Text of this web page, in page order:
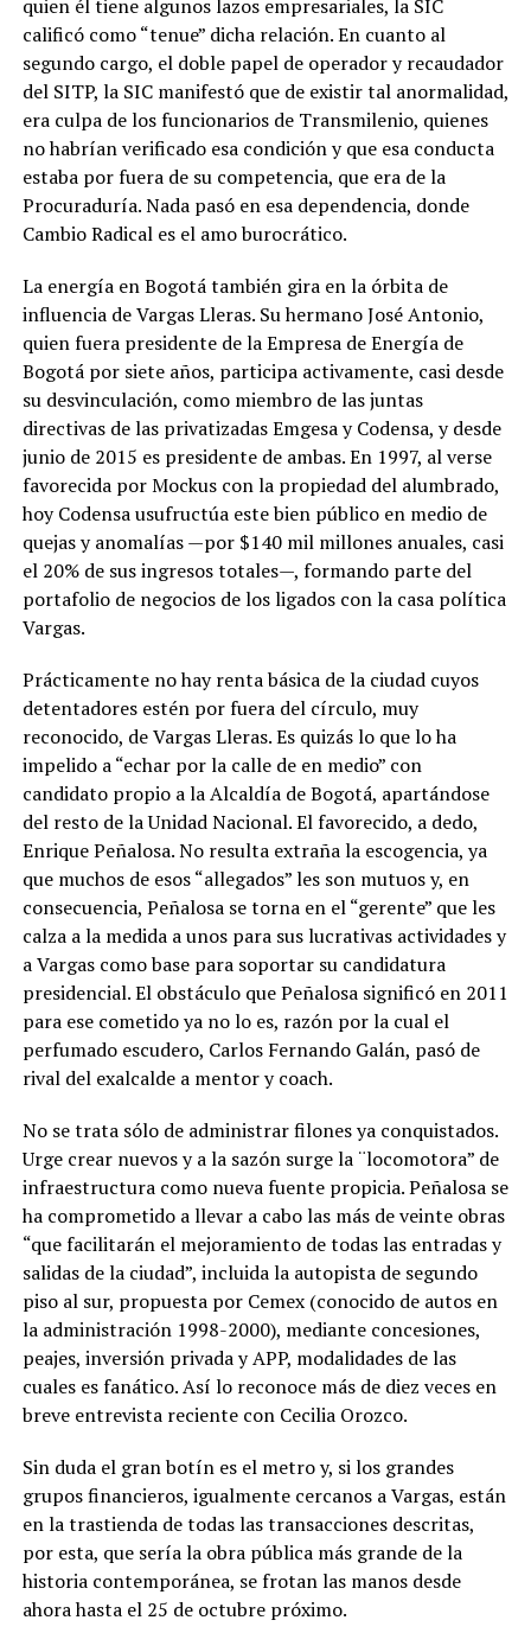
quien él tiene algunos lazos empresariales, la SIC
calificó como “tenue” dicha relación. En cuanto al
segundo cargo, el doble papel de operador y recaudador
del SITP, la SIC manifestó que de existir tal anormalidad,
era culpa de los funcionarios de Transmilenio, quienes
no habrían verificado esa condición y que esa conducta
estaba por fuera de su competencia, que era de la
Procuraduría. Nada pasó en esa dependencia, donde
Cambio Radical es el amo burocrático.
La energía en Bogotá también gira en la órbita de
influencia de Vargas Lleras. Su hermano José Antonio,
quien fuera presidente de la Empresa de Energía de
Bogotá por siete años, participa activamente, casi desde
su desvinculación, como miembro de las juntas
directivas de las privatizadas Emgesa y Codensa, y desde
junio de 2015 es presidente de ambas. En 1997, al verse
favorecida por Mockus con la propiedad del alumbrado,
hoy Codensa usufructúa este bien público en medio de
quejas y anomalías —por $140 mil millones anuales, casi
el 20% de sus ingresos totales—, formando parte del
portafolio de negocios de los ligados con la casa política
Vargas.
Prácticamente no hay renta básica de la ciudad cuyos
detentadores estén por fuera del círculo, muy
reconocido, de Vargas Lleras. Es quizás lo que lo ha
impelido a “echar por la calle de en medio” con
candidato propio a la Alcaldía de Bogotá, apartándose
del resto de la Unidad Nacional. El favorecido, a dedo,
Enrique Peñalosa. No resulta extraña la escogencia, ya
que muchos de esos “allegados” les son mutuos y, en
consecuencia, Peñalosa se torna en el “gerente” que les
calza a la medida a unos para sus lucrativas actividades y
a Vargas como base para soportar su candidatura
presidencial. El obstáculo que Peñalosa significó en 2011
para ese cometido ya no lo es, razón por la cual el
perfumado escudero, Carlos Fernando Galán, pasó de
rival del exalcalde a mentor y coach.
No se trata sólo de administrar filones ya conquistados.
Urge crear nuevos y a la sazón surge la ¨locomotora” de
infraestructura como nueva fuente propicia. Peñalosa se
ha comprometido a llevar a cabo las más de veinte obras
“que facilitarán el mejoramiento de todas las entradas y
salidas de la ciudad”, incluida la autopista de segundo
piso al sur, propuesta por Cemex (conocido de autos en
la administración 1998-2000), mediante concesiones,
peajes, inversión privada y APP, modalidades de las
cuales es fanático. Así lo reconoce más de diez veces en
breve entrevista reciente con Cecilia Orozco.
Sin duda el gran botín es el metro y, si los grandes
grupos financieros, igualmente cercanos a Vargas, están
en la trastienda de todas las transacciones descritas,
por esta, que sería la obra pública más grande de la
historia contemporánea, se frotan las manos desde
ahora hasta el 25 de octubre próximo.